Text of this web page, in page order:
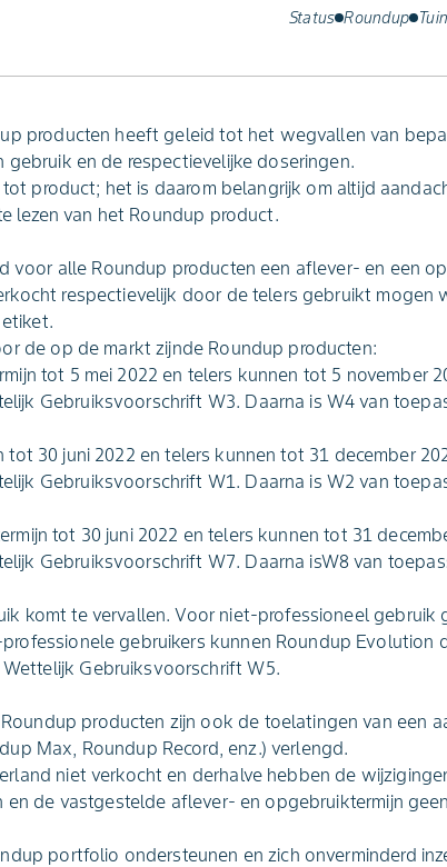
Status Roundup
producten heeft geleid tot het wegvallen van
en de respectievelijke doseringen.
product; het is daarom belangrijk om altijd
lezen van het Roundup product.
voor alle Roundup producten een aflever- en een
respectievelijk door de telers gebruikt mogen
de op de markt zijnde Roundup producten:
tot 5 mei 2022 en telers kunnen tot 5 november
Gebruiksvoorschrift W3. Daarna is W4 van
tot 30 juni 2022 en telers kunnen tot 31 december
Gebruiksvoorschrift W1. Daarna is W2 van
tot 30 juni 2022 en telers kunnen tot 31
Gebruiksvoorschrift W7. Daarna isW8 van
komt te vervallen. Voor niet-professioneel gebruik
gebruikers kunnen Roundup Evolution
Gebruiksvoorschrift W5.
producten zijn ook de toelatingen van een
Max, Roundup Record, enz.) verlengd.
niet verkocht en derhalve hebben de
de vastgestelde aflever- en opgebruiktermijn
portfolio ondersteunen en zich onverminderd